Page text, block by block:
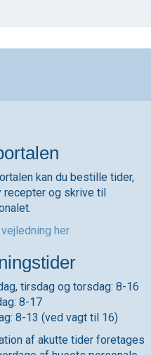
kan du bestille tider,
recepter og skrive til
her
tirsdag og torsdag: 8-16
8-17
8-13 (ved vagt til 16)
af akutte tider foretages